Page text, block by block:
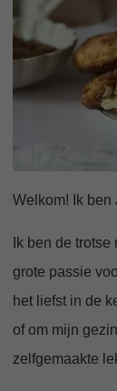
Welkom! Ik ben
Ik ben de
grote passie
het liefst in de
of om mijn
zelfgemaakte